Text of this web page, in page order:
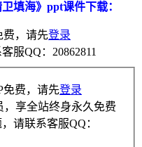
填海》ppt课件下载：
费，请先登录
服QQ：20862811
免费，请先登录
享全站终身永久免费
请联系客服QQ：